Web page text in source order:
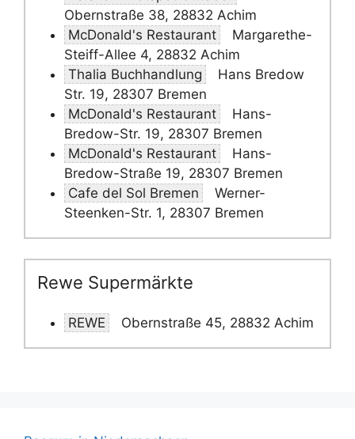
Obernstraße 38, 28832 Achim
McDonald's Restaurant
Margarethe-
Steiff-Allee 4, 28832 Achim
Thalia Buchhandlung
Hans Bredow
Str. 19, 28307 Bremen
McDonald's Restaurant
Hans-
Bredow-Str. 19, 28307 Bremen
McDonald's Restaurant
Hans-
Bredow-Straße 19, 28307 Bremen
Cafe del Sol Bremen
Werner-
Steenken-Str. 1, 28307 Bremen
Rewe Supermärkte
REWE Obernstraße 45, 28832 Achim